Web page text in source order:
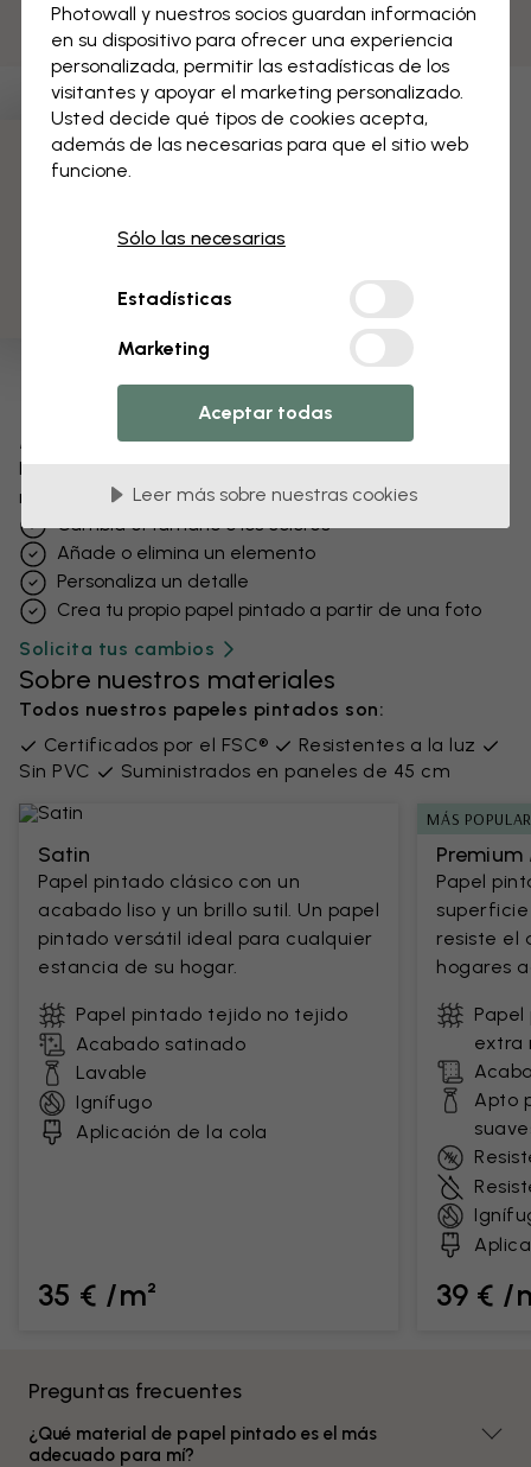
Modifica tu papel pintado
Nuestro equipo de diseño puede modificar cualquier
motivo para hacerlo único.
Cambia el tamaño o los colores
Añade o elimina un elemento
Personaliza un detalle
Crea tu propio papel pintado a partir de una foto
Solicita tus cambios
Sobre nuestros materiales
Todos nuestros papeles pintados son:
Certificados por el FSC®
Resistentes a la luz
Sin PVC
Suministrados en paneles de 45 cm
Satin
Papel pintado clásico con un
acabado liso y un brillo sutil. Un papel
pintado versátil ideal para cualquier
estancia de su hogar.
Papel pintado tejido no tejido
Acabado satinado
Lavable
Ignífugo
Aplicación de la cola
35 € /m²
MÁS
Papel
resiste el
hogares
extra
Apto
39 € /
Preguntas frecuentes
¿Qué material de papel pintado es el más
adecuado para mí?
Photowall y nuestros socios guardan información
en su dispositivo para ofrecer una experiencia
personalizada, permitir las estadísticas de los
visitantes y apoyar el marketing personalizado.
Usted decide qué tipos de cookies acepta,
además de las necesarias para que el sitio web
funcione.
Sólo las necesarias
Estadísticas
Marketing
Aceptar todas
Leer más sobre nuestras cookies